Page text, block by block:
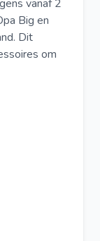
vanaf 2
Big en
Dit
om